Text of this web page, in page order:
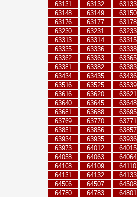
63131
63132 63133
63148
63149 63150
63176
63177 63178
63230
63231 63233
63313
63314 63315
63335
63336 63338
63362
63363 63365
63381
63382 63383
63434
63435 63436
63516
63525 63539
63616
63620 63621
63640
63645 63648
63681
63688 63695
63769
63770 63771
63851
63856 63857
63934
63935 63936
63973
64012 64015
64058
64063 64064
64108
64109 64110
64131
64132 64133
64506
64507 64508
64780
64783 64801